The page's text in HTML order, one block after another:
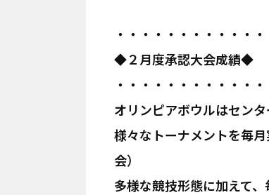
・・・・・・・・・・・
◆２月度承認大会成績◆
・・・・・・・・・・・
オリンピアボウルはセン
様々なトーナメントを毎
会）
多様な競技形態に加えて